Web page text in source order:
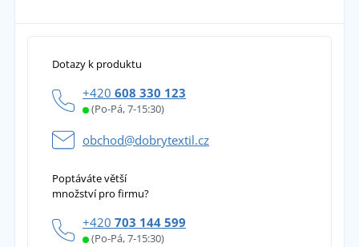
Dotazy k produktu
+420 608 330 123
(Po-Pá, 7-15:30)
obchod@dobrytextil.cz
Poptáváte větší
množství pro firmu?
+420 703 144 599
(Po-Pá, 7-15:30)